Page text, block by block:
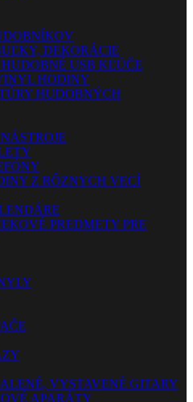
DEKORÁCIE
USB KĽÚČE
HODINY
HUDOBNÝCH
Z RÔZNYCH VECÍ
PREDMETY PRE
VYSTAVENÉ GITARY
APARÁTY